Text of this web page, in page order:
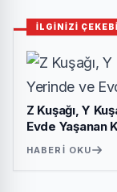
İLGİNİZİ
Z Kuşağı, Y
Evde Yaşanan
HABERI OKU